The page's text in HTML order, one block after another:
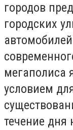
городов
городских
мегаполиса
условием
течение дня